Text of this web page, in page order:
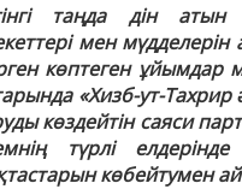
таңда дін
мен
көптеген ұйымдар
«Хизб-ут-Тахрир
көздейтін саяси
түрлі
көбейтумен